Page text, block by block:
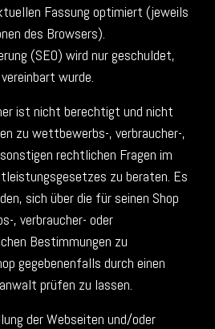
Fassung optimiert (jeweils
des Browsers).
(SEO) wird nur geschuldet,
wurde.
ist nicht berechtigt und nicht
zu wettbewerbs-, verbraucher-,
rechtlichen Fragen im
zu beraten. Es
sich über die für seinen Shop
, verbraucher- oder
Bestimmungen zu
gegebenenfalls durch einen
prüfen zu lassen.
der Webseiten und/oder